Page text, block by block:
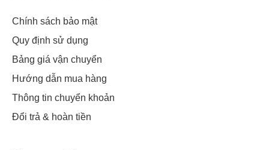
Chính sách bảo mật
Quy định sử dụng
Bảng giá vận chuyển
Hướng dẫn mua hàng
Thông tin chuyển khoản
Đổi trả & hoàn tiền